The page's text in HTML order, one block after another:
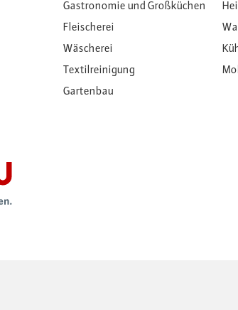
Gastronomie und Großküchen
Fleischerei
Wäscherei
Textilreinigung
Gartenbau